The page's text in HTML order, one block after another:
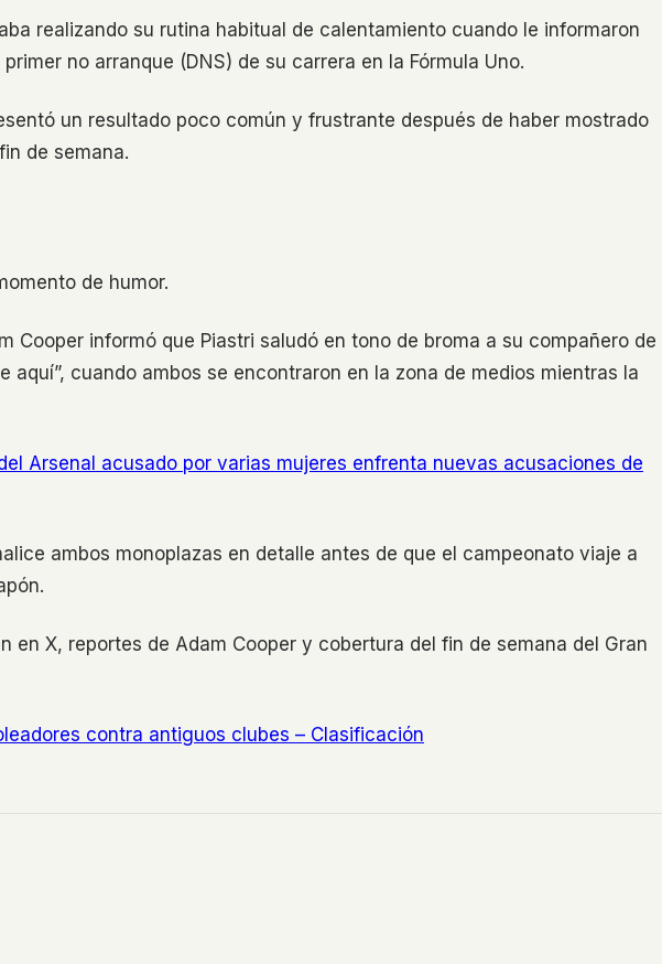
realizando su rutina habitual de calentamiento cuando le informaron
no arranque (DNS) de su carrera en la Fórmula Uno.
un resultado poco común y frustrante después de haber mostrado
de semana.
de humor.
Cooper informó que Piastri saludó en tono de broma a su compañero de
aquí”, cuando ambos se encontraron en la zona de medios mientras la
Arsenal acusado por varias mujeres enfrenta nuevas acusaciones de
ambos monoplazas en detalle antes de que el campeonato viaje a
en X, reportes de Adam Cooper y cobertura del fin de semana del Gran
contra antiguos clubes – Clasificación